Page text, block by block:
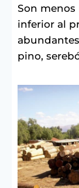
Son menos
inferior al
pino,